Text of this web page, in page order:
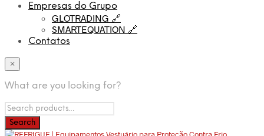
Empresas do Grupo
GLOTRADING 🔗
SMARTEQUATION 🔗
Contatos
×
What are you looking for?